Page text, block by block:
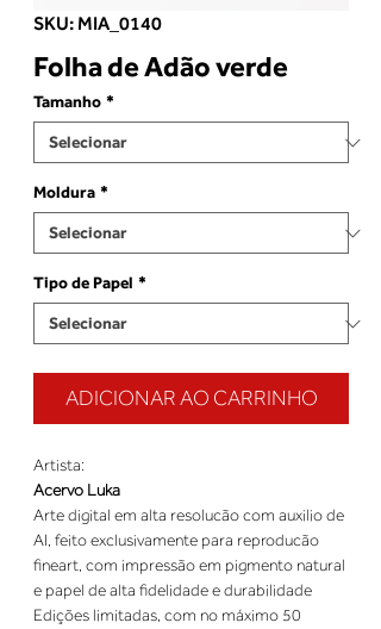
SKU: MIA_0140
Folha de Adão verde
Tamanho *
Moldura *
Tipo de Papel *
ADICIONAR AO CARRINHO
Artista:
Acervo Luka
Arte digital em alta resolucão com auxilio de
AI, feito exclusivamente para reproducão
fineart, com impressão em pigmento natural
e papel de alta fidelidade e durabilidade
Edições limitadas, com no máximo 50